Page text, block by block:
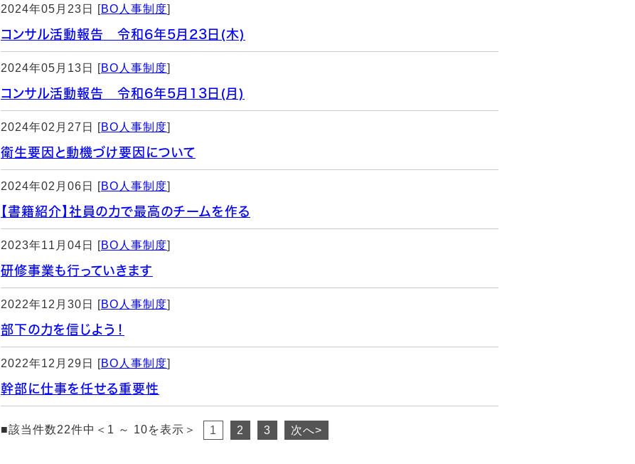
2024年05月23日 [BO人事制度]
コンサル活動報告 令和6年5月23日(木)
2024年05月13日 [BO人事制度]
コンサル活動報告 令和6年5月13日(月)
2024年02月27日 [BO人事制度]
衛生要因と動機づけ要因について
2024年02月06日 [BO人事制度]
【書籍紹介】社員の力で最高のチームを作る
2023年11月04日 [BO人事制度]
研修事業も行っていきます
2022年12月30日 [BO人事制度]
部下の力を信じよう！
2022年12月29日 [BO人事制度]
幹部に仕事を任せる重要性
■該当件数22件中＜1 ～ 10を表示＞ 1 2 3 次へ>